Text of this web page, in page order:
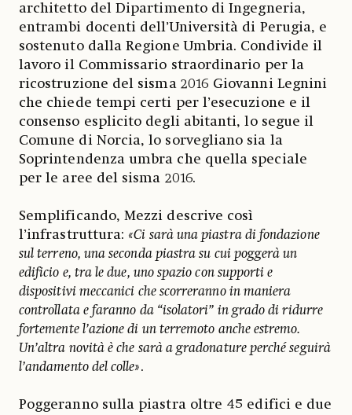
architetto del Dipartimento di Ingegneria,
entrambi docenti dell’Università di Perugia, e
sostenuto dalla Regione Umbria. Condivide il
lavoro il Commissario straordinario per la
ricostruzione del sisma 2016 Giovanni Legnini
che chiede tempi certi per l’esecuzione e il
consenso esplicito degli abitanti, lo segue il
Comune di Norcia, lo sorvegliano sia la
Soprintendenza umbra che quella speciale
per le aree del sisma 2016.
Semplificando, Mezzi descrive così
l’infrastruttura: «Ci sarà una piastra di fondazione
sul terreno, una seconda piastra su cui poggerà un
edificio e, tra le due, uno spazio con supporti e
dispositivi meccanici che scorreranno in maniera
controllata e faranno da “isolatori” in grado di ridurre
fortemente l’azione di un terremoto anche estremo.
Un’altra novità è che sarà a gradonature perché seguirà
l’andamento del colle».
Poggeranno sulla piastra oltre 45 edifici e due